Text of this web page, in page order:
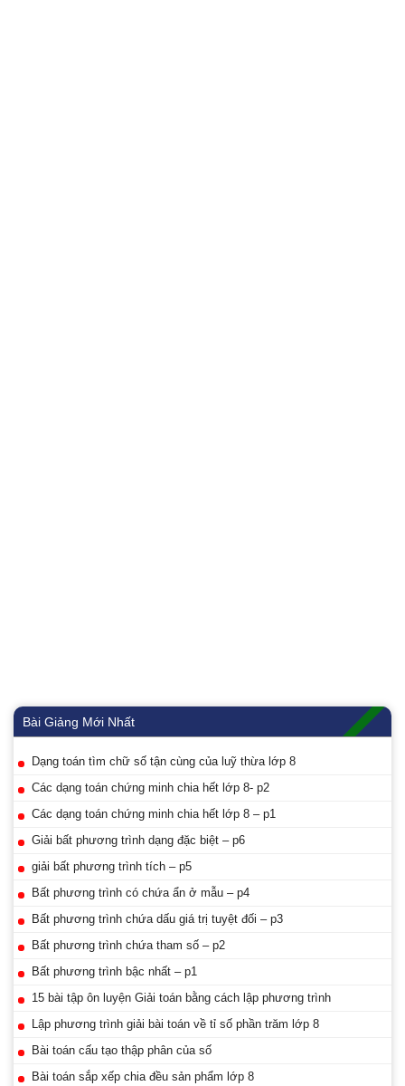
Bài Giảng Mới Nhất
Dạng toán tìm chữ số tận cùng của luỹ thừa lớp 8
Các dạng toán chứng minh chia hết lớp 8- p2
Các dạng toán chứng minh chia hết lớp 8 – p1
Giải bất phương trình dạng đặc biệt – p6
giải bất phương trình tích – p5
Bất phương trình có chứa ẩn ở mẫu – p4
Bất phương trình chứa dấu giá trị tuyệt đối – p3
Bất phương trình chứa tham số – p2
Bất phương trình bậc nhất – p1
15 bài tập ôn luyện Giải toán bằng cách lập phương trình
Lập phương trình giải bài toán về tỉ số phần trăm lớp 8
Bài toán cấu tạo thập phân của số
Bài toán sắp xếp chia đều sản phẩm lớp 8